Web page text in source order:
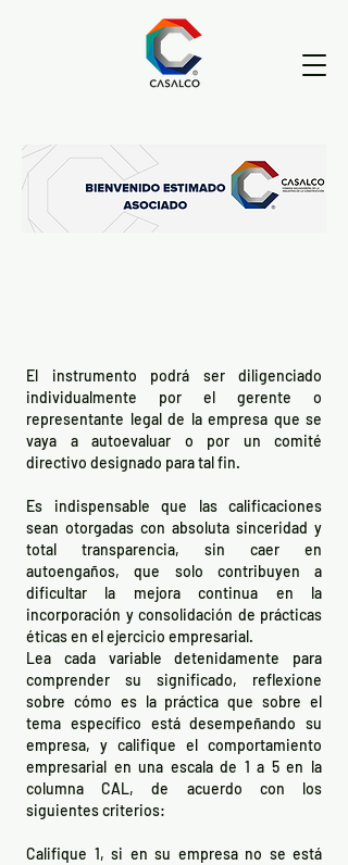
El instrumento podrá ser diligenciado
individualmente por el gerente o
representante legal de la empresa que se
vaya a autoevaluar o por un comité
directivo designado para tal fin.
Es indispensable que las calificaciones
sean otorgadas con absoluta sinceridad y
total transparencia, sin caer en
autoengaños, que solo contribuyen a
dificultar la mejora continua en la
incorporación y consolidación de prácticas
éticas en el ejercicio empresarial.
Lea cada variable detenidamente para
comprender su significado, reflexione
sobre cómo es la práctica que sobre el
tema específico está desempeñando su
empresa, y califique el comportamiento
empresarial en una escala de 1 a 5 en la
columna CAL, de acuerdo con los
siguientes criterios:
Califique 1, si en su empresa no se está